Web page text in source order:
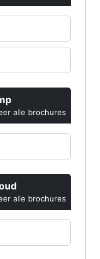
alle brochures
alle brochures